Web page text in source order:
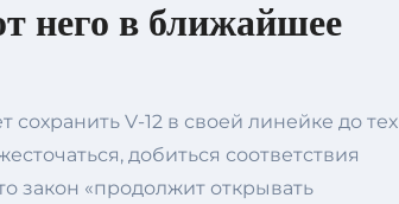
него в ближайшее
V-12 в своей линейке до тех
добиться соответствия
закон «продолжит открывать